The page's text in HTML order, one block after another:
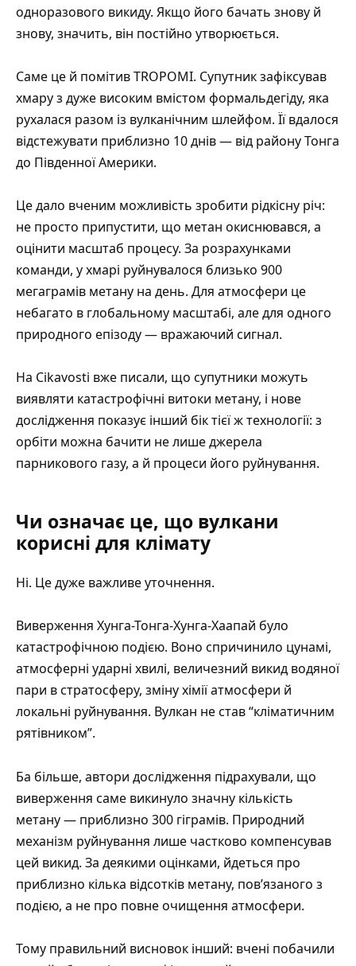
одноразового викиду. Якщо його бачать знову й
знову, значить, він постійно утворюється.
Саме це й помітив TROPOMI. Супутник зафіксував
хмару з дуже високим вмістом формальдегіду, яка
рухалася разом із вулканічним шлейфом. Її вдалося
відстежувати приблизно 10 днів — від району Тонга
до Південної Америки.
Це дало вченим можливість зробити рідкісну річ:
не просто припустити, що метан окиснювався, а
оцінити масштаб процесу. За розрахунками
команди, у хмарі руйнувалося близько 900
мегаграмів метану на день. Для атмосфери це
небагато в глобальному масштабі, але для одного
природного епізоду — вражаючий сигнал.
На Cikavosti вже писали, що супутники можуть
виявляти катастрофічні витоки метану, і нове
дослідження показує інший бік тієї ж технології: з
орбіти можна бачити не лише джерела
парникового газу, а й процеси його руйнування.
Чи означає це, що вулкани
корисні для клімату
Ні. Це дуже важливе уточнення.
Виверження Хунга-Тонга-Хунга-Хаапай було
катастрофічною подією. Воно спричинило цунамі,
атмосферні ударні хвилі, величезний викид водяної
пари в стратосферу, зміну хімії атмосфери й
локальні руйнування. Вулкан не став “кліматичним
рятівником”.
Ба більше, автори дослідження підрахували, що
виверження саме викинуло значну кількість
метану — приблизно 300 гіграмів. Природний
механізм руйнування лише частково компенсував
цей викид. За деякими оцінками, йдеться про
приблизно кілька відсотків метану, пов’язаного з
подією, а не про повне очищення атмосфери.
Тому правильний висновок інший: вчені побачили